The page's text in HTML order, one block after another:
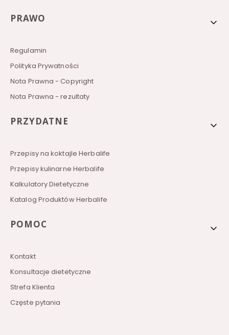
PRAWO
Regulamin
Polityka Prywatności
Nota Prawna - Copyright
Nota Prawna - rezultaty
PRZYDATNE
Przepisy na koktajle Herbalife
Przepisy kulinarne Herbalife
Kalkulatory Dietetyczne
Katalog Produktów Herbalife
POMOC
Kontakt
Konsultacje dietetyczne
Strefa Klienta
Częste pytania